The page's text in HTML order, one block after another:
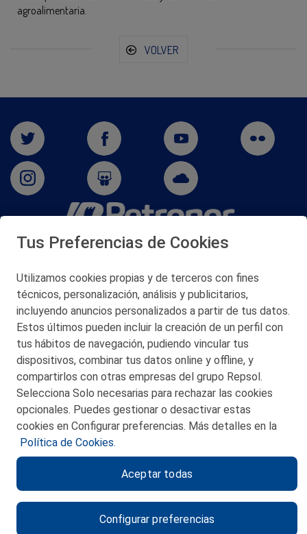
agroalimentaria.
VOLVER
San Martín 5-Edificio Muñatones,
© 2026 Petronor S.A.
CONTACTO
MAPA WEB
POLITICA DE PRIVACIDAD
POLITICA DE COOKIES
CANAL DE ÉTICA
Tus Preferencias de Cookies
Utilizamos cookies propias y de terceros con fines
técnicos, personalización, análisis y publicitarios,
incluyendo anuncios personalizados a partir de tus datos.
Estos últimos pueden incluir la creación de un perfil con
tus hábitos de navegación, pudiendo vincular tus
dispositivos, combinar tus datos online y offline, y
compartirlos con otras empresas del grupo Repsol.
Selecciona Solo necesarias para rechazar las cookies
opcionales. Puedes gestionar o desactivar estas
cookies en Configurar preferencias. Más detalles en la
Política de Cookies.
Configurar preferencias
Aceptar todas